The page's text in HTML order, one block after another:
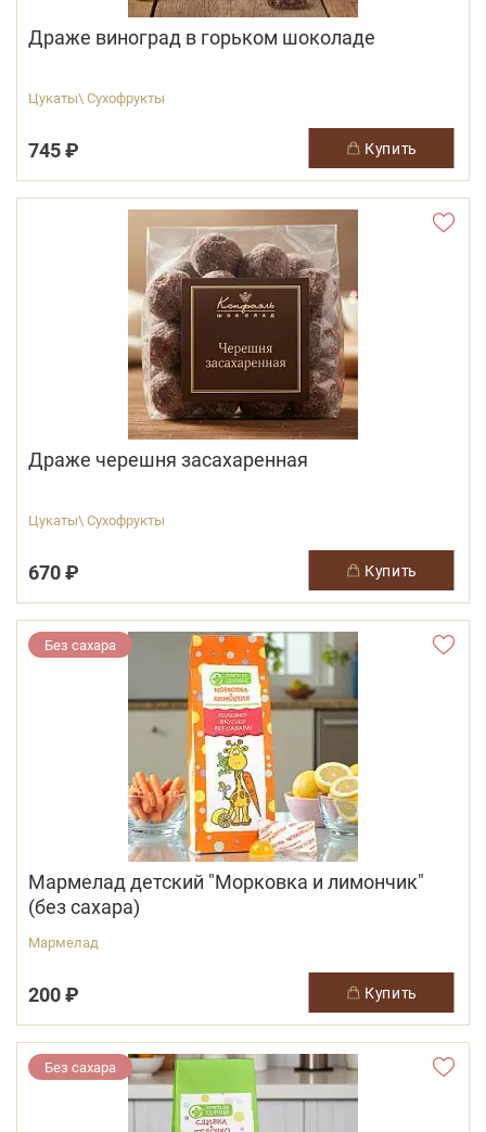
Драже виноград в горьком шоколаде
Цукаты\ Сухофрукты
745 ₽ купить
Драже черешня засахаренная
Цукаты\ Сухофрукты
670 ₽ купить
Без сахара
Мармелад детский "Морковка и лимончик"
(без сахара)
Мармелад
200 ₽ купить
Без сахара